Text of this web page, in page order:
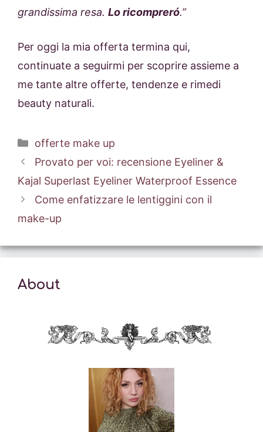
grandissima resa. Lo ricompreró.”
Per oggi la mia offerta termina qui,
continuate a seguirmi per scoprire assieme a
me tante altre offerte, tendenze e rimedi
beauty naturali.
Categorie
offerte make up
Provato per voi: recensione Eyeliner &
Kajal Superlast Eyeliner Waterproof Essence
Come enfatizzare le lentiggini con il
make-up
About